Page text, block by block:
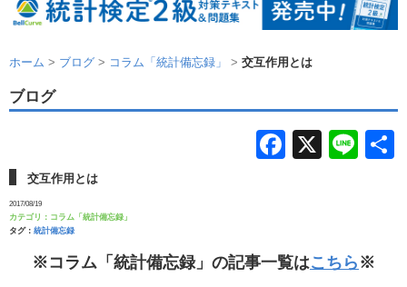
ホーム > ブログ > コラム「統計備忘録」 > 交互作用とは
ブログ
F
b
X
Li
交互作用とは
2017/08/19
カテゴリ： コラム「統計備忘録」
タグ： 統計備忘録
※コラム「統計備忘録」の記事一覧はこちら ※